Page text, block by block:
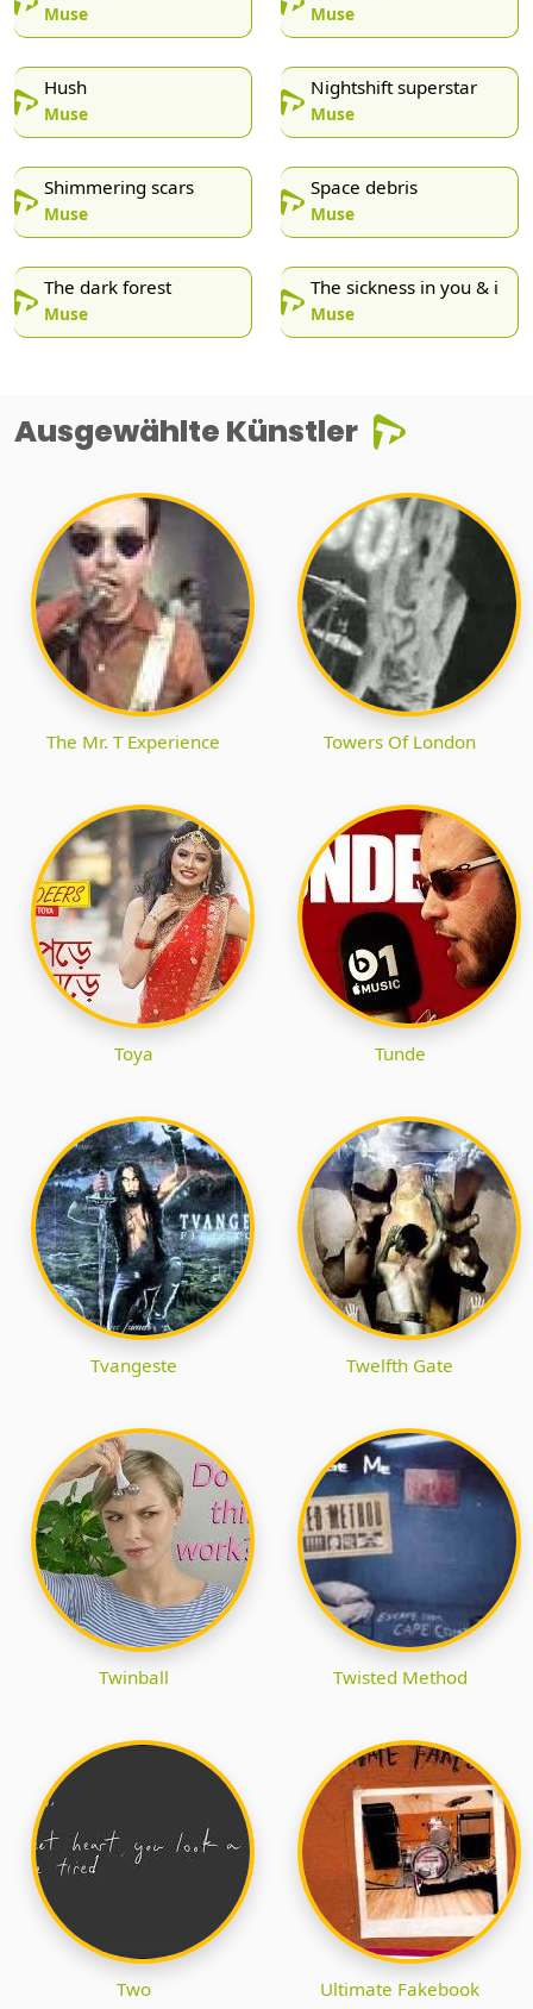
Muse Muse
Hush
Muse
Nightshift superstar
Muse
Shimmering scars
Muse
Space debris
Muse
The dark forest
Muse
The sickness in you & i
Muse
Ausgewählte Künstler
The Mr. T Experience Towers Of London
Toya Tunde
Tvangeste Twelfth Gate
Twinball Twisted Method
Two Ultimate Fakebook